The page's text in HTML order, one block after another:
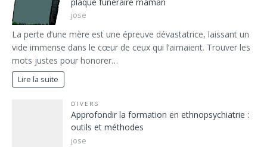
jose
La perte d’une mère est une épreuve dévastatrice, laissant un
vide immense dans le cœur de ceux qui l’aimaient. Trouver les
mots justes pour honorer…
Lire la suite
DIVERS
Approfondir la formation en ethnopsychiatrie :
outils et méthodes
jose